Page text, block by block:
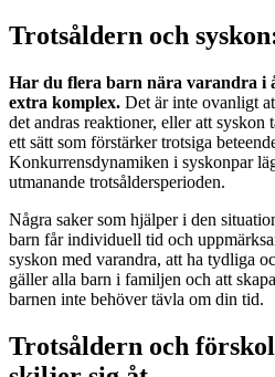
Trotsåldern och
Har du flera barn nära varandra i
extra komplex. Det är inte ovanligt
det andras reaktioner, eller att syskon
ett sätt som förstärker trotsiga
Konkurrensdynamiken i syskonpar
utmanande trotsåldersperioden.
Några saker som hjälper i den
barn får individuell tid och
syskon med varandra, att ha tydliga
gäller alla barn i familjen och att
barnen inte behöver tävla om din tid.
Trotsåldern och